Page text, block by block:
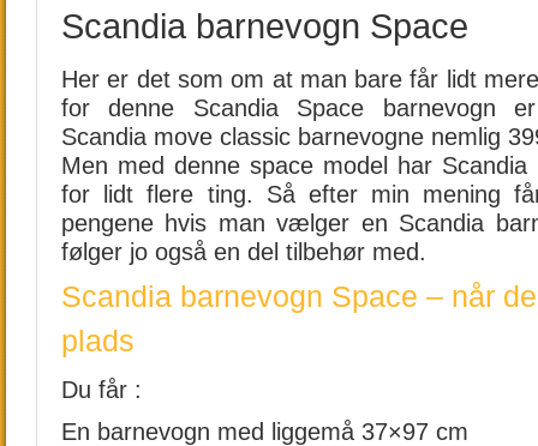
Scandia barnevogn Space
Her er det som om at man bare får lidt
for denne Scandia Space barnevogn
Scandia move classic barnevogne nemlig
Men med denne space model har
for lidt flere ting. Så efter min mening
pengene hvis man vælger en Scandia
følger jo også en del tilbehør med.
Scandia barnevogn Space – når
plads
Du får :
En barnevogn med liggemå 37×97 cm